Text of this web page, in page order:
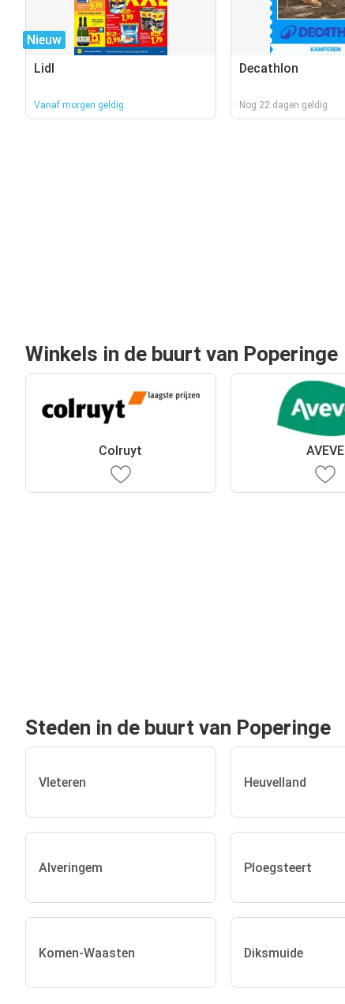
Nieuw
Lidl
Vanaf morgen geldig
Decathlon
Nog 22 dagen geldig
Winkels in de buurt van Poperinge
Colruyt AVEVE
Steden in de buurt van Poperinge
Vleteren Heuvelland
Alveringem Ploegsteert
Komen-Waasten Diksmuide